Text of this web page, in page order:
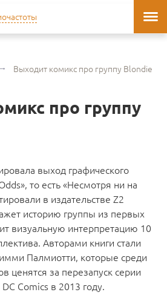
Выходит комикс про группу Blondie
про группу
выход графического
то есть «Несмотря ни на
в издательстве Z2
историю группы из первых
визуальную интерпретацию 10
Авторами книги стали
Палмиотти, которые среди
ценятся за перезапуск серии
Comics в 2013 году.